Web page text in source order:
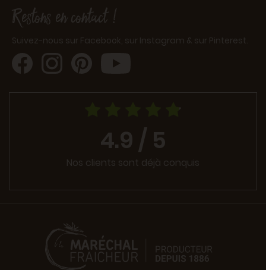
Restons en contact !
Suivez-nous sur Facebook, sur Instagram & sur Pinterest.
4.9 / 5
Nos clients sont déjà conquis